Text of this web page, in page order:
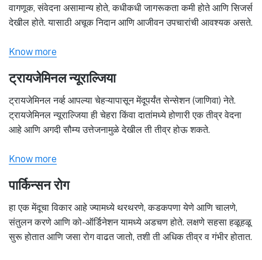
वागणूक, संवेदना असामान्य होते, कधीकधी जागरूकता कमी होते आणि सिजर्स
देखील होते. यासाठी अचूक निदान आणि आजीवन उपचारांची आवश्यक असते.
Know more
ट्रायजेमिनल न्यूराल्जिया
ट्रायजेमिनल नर्व्ह आपल्या चेहऱ्यापासून मेंदूपर्यंत सेन्सेशन (जाणिवा) नेते.
ट्रायजेमिनल न्यूराल्जिया ही चेहरा किंवा दातांमध्ये होणारी एक तीव्र वेदना
आहे आणि अगदी सौम्य उत्तेजनामुळे देखील ती तीव्र होऊ शकते.
Know more
पार्किन्सन रोग
हा एक मेंदूचा विकार आहे ज्यामध्ये थरथरणे, कडकपणा येणे आणि चालणे,
संतुलन करणे आणि को-ऑर्डिनेशन यामध्ये अडचण होते. लक्षणे सहसा हळूहळू
सुरू होतात आणि जसा रोग वाढत जातो, तशी ती अधिक तीव्र व गंभीर होतात.